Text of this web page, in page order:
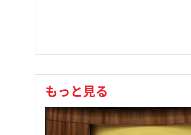
もっと見る